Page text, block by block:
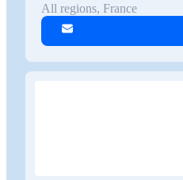
All regions, France